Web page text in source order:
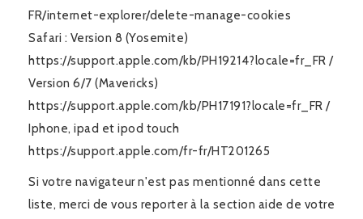
FR/internet-explorer/delete-manage-cookies
Safari : Version 8 (Yosemite)
https://support.apple.com/kb/PH19214?locale=fr_FR /
Version 6/7 (Mavericks)
https://support.apple.com/kb/PH17191?locale=fr_FR /
Iphone, ipad et ipod touch
https://support.apple.com/fr-fr/HT201265
Si votre navigateur n'est pas mentionné dans cette
liste, merci de vous reporter à la section aide de votre